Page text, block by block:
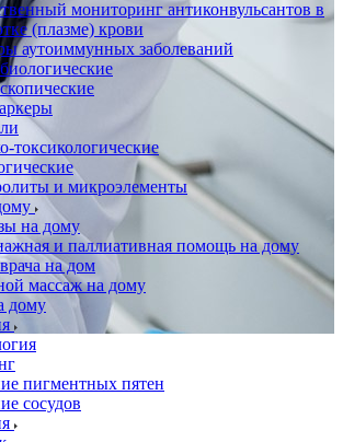
мониторинг антиконвульсантов в
(плазме) крови
аутоиммунных заболеваний
токсикологические
и микроэлементы
на дому
и паллиативная помощь на дому
на дом
массаж на дому
дому
пигментных пятен
сосудов